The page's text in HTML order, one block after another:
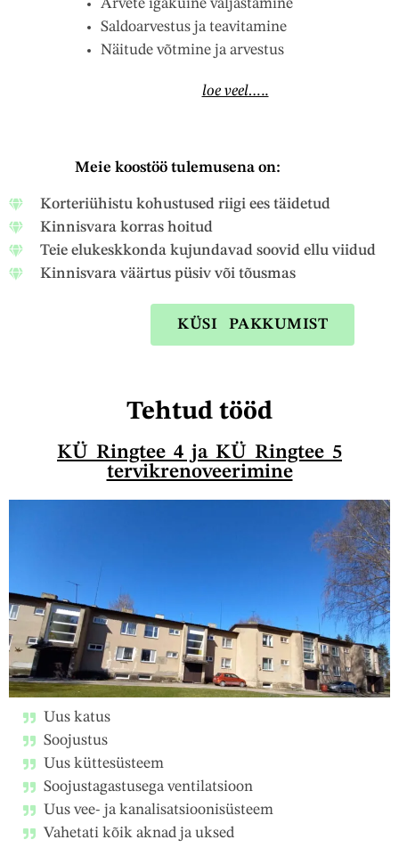
Arvete igakuine väljastamine
Saldoarvestus ja teavitamine
Näitude võtmine ja arvestus
loe veel…..
Meie koostöö tulemusena on:
Korteriühistu kohustused riigi ees täidetud
Kinnisvara korras hoitud
Teie elukeskkonda kujundavad soovid ellu viidud
Kinnisvara väärtus püsiv või tõusmas
KÜSI PAKKUMIST
Tehtud tööd
KÜ Ringtee 4 ja KÜ Ringtee 5
tervikrenoveerimine
Uus katus
Soojustus
Uus küttesüsteem
Soojustagastusega ventilatsioon
Uus vee- ja kanalisatsioonisüsteem
Vahetati kõik aknad ja uksed